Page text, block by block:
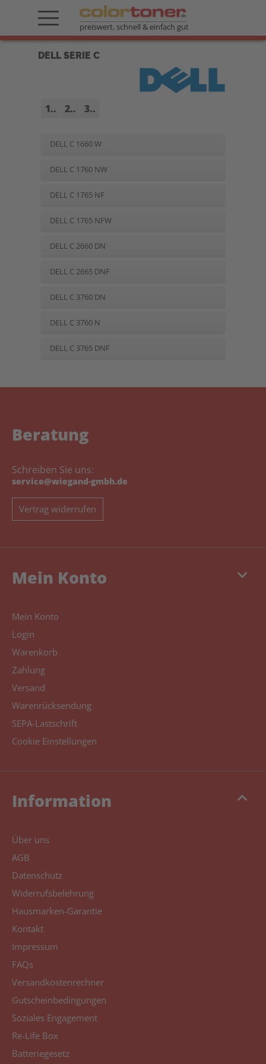
preiswert, schnell & einfach gut
DELL SERIE C
1.. 2.. 3..
DELL C 1660 W
DELL C 1760 NW
DELL C 1765 NF
DELL C 1765 NFW
DELL C 2660 DN
DELL C 2665 DNF
DELL C 3760 DN
DELL C 3760 N
DELL C 3765 DNF
Beratung
Schreiben Sie uns:
service@wiegand-gmbh.de
Vertrag widerrufen
keyboard_arrow_down
Mein Konto
Mein Konto
Login
Warenkorb
Zahlung
Versand
Warenrücksendung
SEPA-Lastschrift
Cookie Einstellungen
keyboard_arrow_up
Information
Über uns
AGB
Datenschutz
Widerrufsbelehrung
Hausmarken-Garantie
Kontakt
Impressum
FAQs
Versandkostenrechner
Gutscheinbedingungen
Soziales Engagement
Re-Life Box
Batteriegesetz